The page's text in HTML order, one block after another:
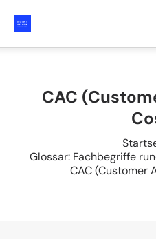
CAC
Glossar: Fachbegriffe
CAC (Customer